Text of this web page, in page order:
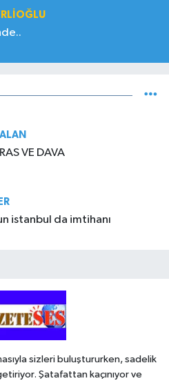
VE DAVA
istanbul da imtihanı
sizleri buluştururken, sadelik
Şatafattan kaçınıyor ve